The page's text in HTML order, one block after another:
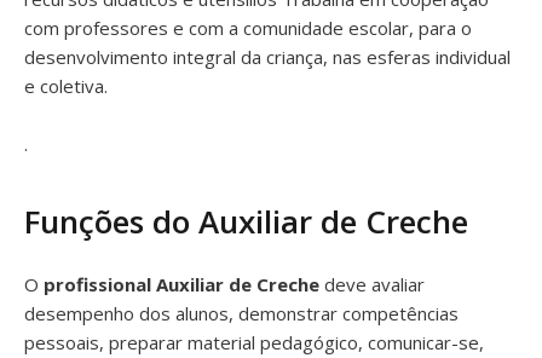
com professores e com a comunidade escolar, para o
desenvolvimento integral da criança, nas esferas individual
e coletiva.
.
Funções do Auxiliar de Creche
O profissional Auxiliar de Creche deve avaliar
desempenho dos alunos, demonstrar competências
pessoais, preparar material pedagógico, comunicar-se,